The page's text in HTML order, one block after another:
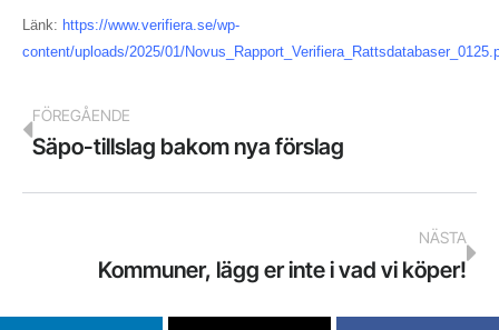
Länk: https://www.verifiera.se/wp-
content/uploads/2025/01/
FÖREGÅENDE
Säpo-tillslag bakom nya förslag
NÄSTA
Kommuner, lägg er inte i vad vi köper!